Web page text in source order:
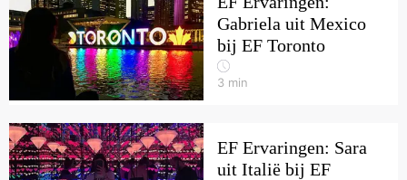
Gabriela uit Mexico
bij EF Toronto
3 min
EF Ervaringen: Sara
uit Italië bij EF